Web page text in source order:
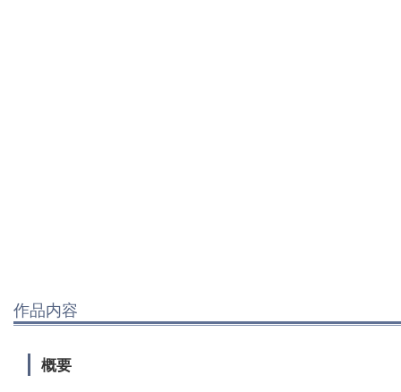
作品内容
概要